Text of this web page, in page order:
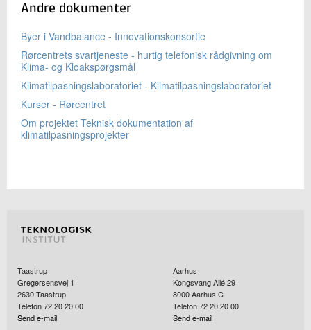
Andre dokumenter
Byer i Vandbalance - Innovationskonsortie
Rørcentrets svartjeneste - hurtig telefonisk rådgivning om
Klima- og Kloakspørgsmål
Klimatilpasningslaboratoriet - Klimatilpasningslaboratoriet
Kurser - Rørcentret
Om projektet Teknisk dokumentation af
klimatilpasningsprojekter
Taastrup
Gregersensvej 1
2630Taastrup
Telefon 72 20 20 00
Send e-mail
Aarhus
Kongsvang Allé 29
8000Aarhus C
Telefon 72 20 20 00
Send e-mail